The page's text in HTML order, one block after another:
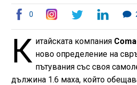
0
К итайската компания
ново определение на
пътувания със своя
дължина 1.6 маха, който